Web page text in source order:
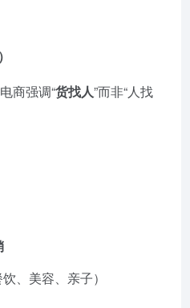
商强调“货找人”而非“人找
饮、美容、亲子）